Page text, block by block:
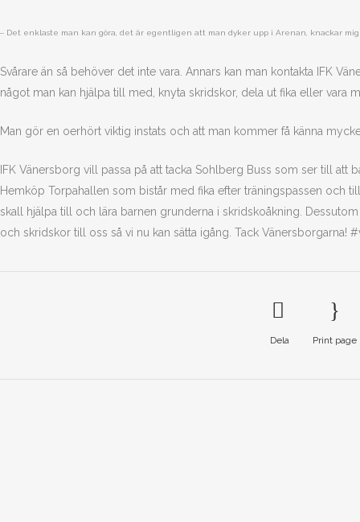
– Det enklaste man kan göra, det är egentligen att man dyker upp i Arenan, knackar mig
Svårare än så behöver det inte vara. Annars kan man kontakta IFK
något man kan hjälpa till med, knyta skridskor, dela ut fika eller vara
Man gör en oerhört viktig instats och att man kommer få känna
IFK Vänersborg vill passa på att tacka Sohlberg Buss som ser till att
Hemköp Torpahallen som bistår med fika efter träningspassen och
skall hjälpa till och lära barnen grunderna i skridskoåkning.
och skridskor till oss så vi nu kan sätta igång. Tack Vänersborgarna!
Dela Print page